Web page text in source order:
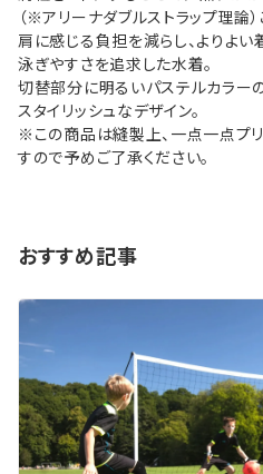
（※アリーナダブルストラップ理論
肩に感じる負担を減らし、よりよい
泳ぎやすさを追求した水着。
切替部分に明るいパステルカラー
スタイリッシュなデザイン。
※この商品は縫製上、一点一点プ
すので予めご了承ください。
おすすめ記事